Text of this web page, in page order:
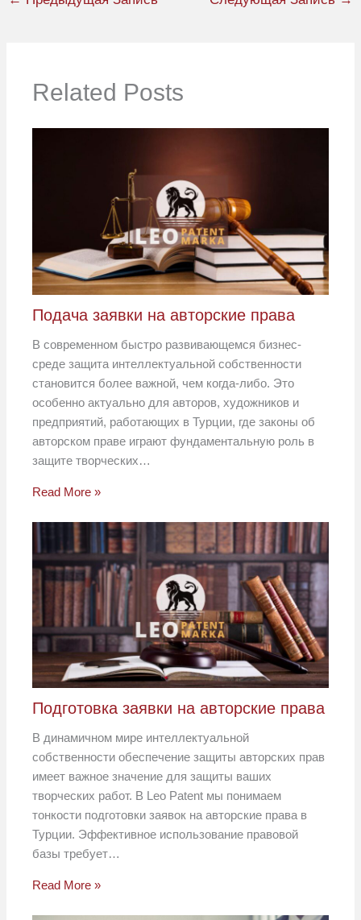
Related Posts
Подача заявки на авторские права
В современном быстро развивающемся бизнес-
среде защита интеллектуальной собственности
становится более важной, чем когда-либо. Это
особенно актуально для авторов, художников и
предприятий, работающих в Турции, где законы об
авторском праве играют фундаментальную роль в
защите творческих…
Read More »
Подготовка заявки на авторские права
В динамичном мире интеллектуальной
собственности обеспечение защиты авторских прав
имеет важное значение для защиты ваших
творческих работ. В Leo Patent мы понимаем
тонкости подготовки заявок на авторские права в
Турции. Эффективное использование правовой
базы требует…
Read More »